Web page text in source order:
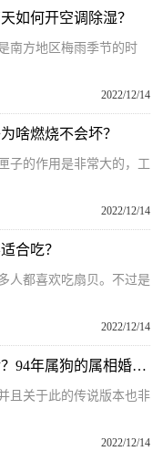
如何开空调除湿？
南方地区梅雨季节的时
2022/12/14
啥燃烧不会坏？
子的作用是非常大的，工
2022/12/14
合吃？
人都喜欢吃扇贝。不过是
2022/12/14
94年属什么？1994年属什么生肖配对？94年属狗的属相婚配表
且关于此的传说版本也非
2022/12/14